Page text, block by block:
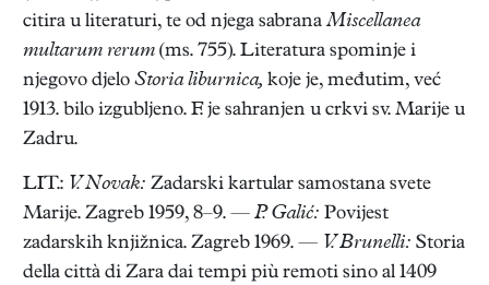
citira u literaturi, te od njega sabranaMiscellanea
multarum rerum (ms. 755). Literatura spominje i
njegovo djelo Storia liburnica, koje je, međutim, već
1913. bilo izgubljeno. F. je sahranjen u crkvi sv. Marije u
Zadru.
LIT.: V. Novak: Zadarski kartular samostana svete
Marije. Zagreb 1959, 8–9. — P. Galić: Povijest
zadarskih knjižnica. Zagreb 1969. — V. Brunelli: Storia
della città di Zara dai tempi più remoti sino al 1409